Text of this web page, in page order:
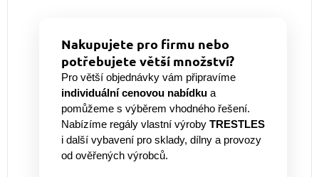
Nakupujete pro firmu nebo
potřebujete větší množství?
Pro větší objednávky vám připravíme
individuální cenovou nabídku a
pomůžeme s výběrem vhodného řešení.
Nabízíme regály vlastní výroby TRESTLES
i další vybavení pro sklady, dílny a provozy
od ověřených výrobců.